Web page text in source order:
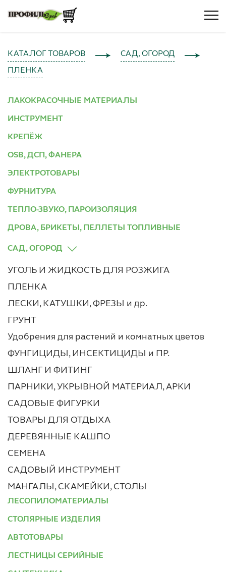
КАТАЛОГ ТОВАРОВ САД, ОГОРОД
ПЛЕНКА
ЛАКОКРАСОЧНЫЕ МАТЕРИАЛЫ
ИНСТРУМЕНТ
КРЕПЁЖ
OSB, ДСП, ФАНЕРА
ЭЛЕКТРОТОВАРЫ
ФУРНИТУРА
ТЕПЛО-ЗВУКО, ПАРОИЗОЛЯЦИЯ
ДРОВА, БРИКЕТЫ, ПЕЛЛЕТЫ ТОПЛИВНЫЕ
САД, ОГОРОД
УГОЛЬ И ЖИДКОСТЬ ДЛЯ РОЗЖИГА
ПЛЕНКА
ЛЕСКИ, КАТУШКИ, ФРЕЗЫ и др.
ГРУНТ
Удобрения для растений и комнатных цветов
ФУНГИЦИДЫ, ИНСЕКТИЦИДЫ и ПР.
ШЛАНГ И ФИТИНГ
ПАРНИКИ, УКРЫВНОЙ МАТЕРИАЛ, АРКИ
САДОВЫЕ ФИГУРКИ
ТОВАРЫ ДЛЯ ОТДЫХА
ДЕРЕВЯННЫЕ КАШПО
СЕМЕНА
САДОВЫЙ ИНСТРУМЕНТ
МАНГАЛЫ, СКАМЕЙКИ, СТОЛЫ
ЛЕСОПИЛОМАТЕРИАЛЫ
СТОЛЯРНЫЕ ИЗДЕЛИЯ
АВТОТОВАРЫ
ЛЕСТНИЦЫ СЕРИЙНЫЕ